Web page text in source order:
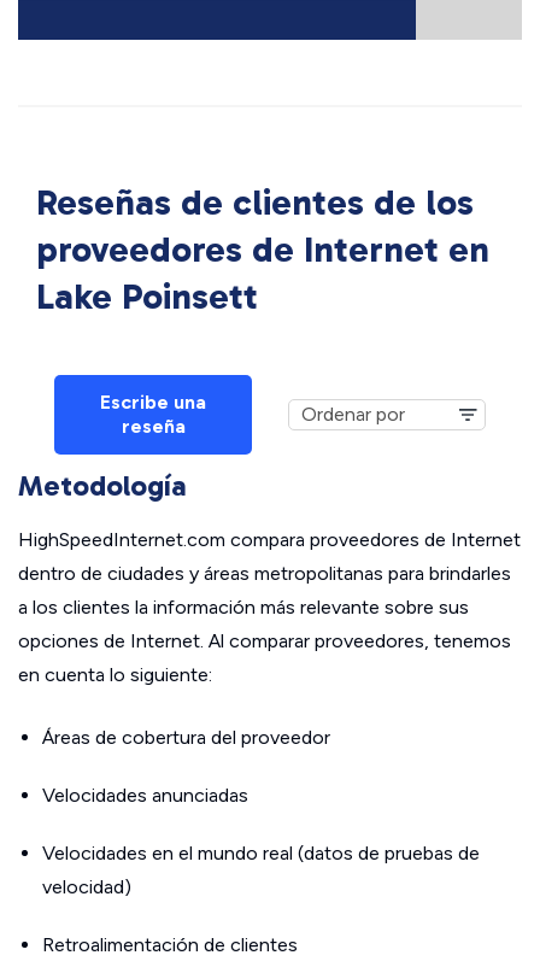
Reseñas de clientes de los
proveedores de Internet en
Lake Poinsett
Escribe una
reseña
Metodología
HighSpeedInternet.com compara proveedores de Internet
dentro de ciudades y áreas metropolitanas para brindarles
a los clientes la información más relevante sobre sus
opciones de Internet. Al comparar proveedores, tenemos
en cuenta lo siguiente:
Áreas de cobertura del proveedor
Velocidades anunciadas
Velocidades en el mundo real (datos de pruebas de
velocidad)
Retroalimentación de clientes